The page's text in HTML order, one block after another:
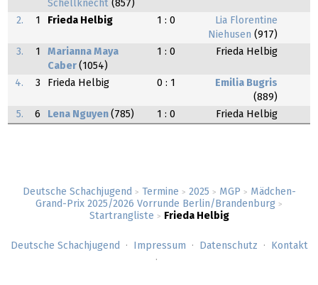
Deutsche Schachjugend > Termine > 2025 > MGP > Mädchen-
Grand-Prix 2025/2026 Vorrunde Berlin/Brandenburg >
Startrangliste > Frieda Helbig
Schellknecht (857)
2. 1 Frieda Helbig 1 : 0
Lia Florentine
Niehusen (917)
3.
1
Marianna Maya
Caber (1054)
1 : 0 Frieda Helbig
4. 3 Frieda Helbig 0 : 1
Emilia Bugris
(889)
5.
6 Lena Nguyen (785) 1 : 0 Frieda Helbig
Deutsche Schachjugend Impressum Datenschutz Kontakt